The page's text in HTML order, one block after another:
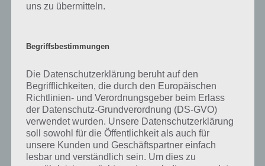
Viele Spieler haben Schwierigkeiten mit Level 24 von 100 Gates (100
Seite findet man oben die Reihenfolge, wie man die Totenköpfe
anklicken musst. Man beginnt also oben, dann links in der mitte,
dann rechts mitte und dann unten. Dabei muss man aber immer
sein Smartphone bzw. Tablet so halten, sodass die Totenköpfe
immer nach unten zeigen, heißt also oben können wir unser Gerät
normal halten.
Danach gehen wir zum linken Totenkopf, drehen unser Tablet um 90
uns zu übermitteln.
Begriffsbestimmungen
Die Datenschutzerklärung beruht auf den
Begrifflichkeiten, die durch den Europäischen
Richtlinien- und Verordnungsgeber beim Erlass
der Datenschutz-Grundverordnung (DS-GVO)
verwendet wurden. Unsere Datenschutzerklärung
soll sowohl für die Öffentlichkeit als auch für
unsere Kunden und Geschäftspartner einfach
lesbar und verständlich sein. Um dies zu